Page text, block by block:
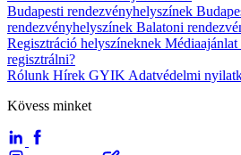
Budapesti rendezvényhelyszínek
rendezvényhelyszínek Balatoni
Regisztráció helyszíneknek Médiaajánlat
regisztrálni?
Rólunk Hírek GYIK Adatvédelmi
Kövess minket